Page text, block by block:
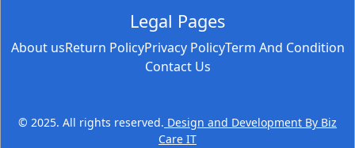
Legal Pages
About usReturn PolicyPrivacy PolicyTerm And Condition
Contact Us
© 2025. All rights reserved. Design and Development By Biz
Care IT